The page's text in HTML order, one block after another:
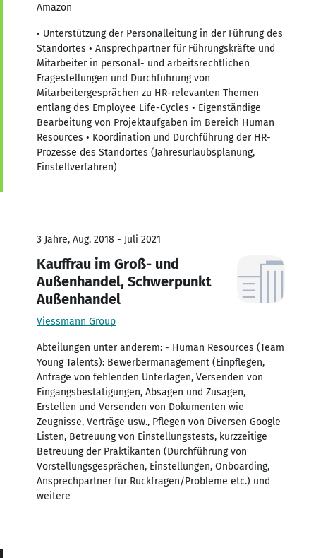
Amazon
• Unterstützung der Personalleitung in der Führung des
Standortes • Ansprechpartner für Führungskräfte und
Mitarbeiter in personal- und arbeitsrechtlichen
Fragestellungen und Durchführung von
Mitarbeitergesprächen zu HR-relevanten Themen
entlang des Employee Life-Cycles • Eigenständige
Bearbeitung von Projektaufgaben im Bereich Human
Resources • Koordination und Durchführung der HR-
Prozesse des Standortes (Jahresurlaubsplanung,
Einstellverfahren)
3 Jahre, Aug. 2018 - Juli 2021
Kauffrau im Groß- und
Außenhandel, Schwerpunkt
Außenhandel
Viessmann Group
Abteilungen unter anderem: - Human Resources (Team
Young Talents): Bewerbermanagement (Einpflegen,
Anfrage von fehlenden Unterlagen, Versenden von
Eingangsbestätigungen, Absagen und Zusagen,
Erstellen und Versenden von Dokumenten wie
Zeugnisse, Verträge usw., Pflegen von Diversen Google
Listen, Betreuung von Einstellungstests, kurzzeitige
Betreuung der Praktikanten (Durchführung von
Vorstellungsgesprächen, Einstellungen, Onboarding,
Ansprechpartner für Rückfragen/Probleme etc.) und
weitere